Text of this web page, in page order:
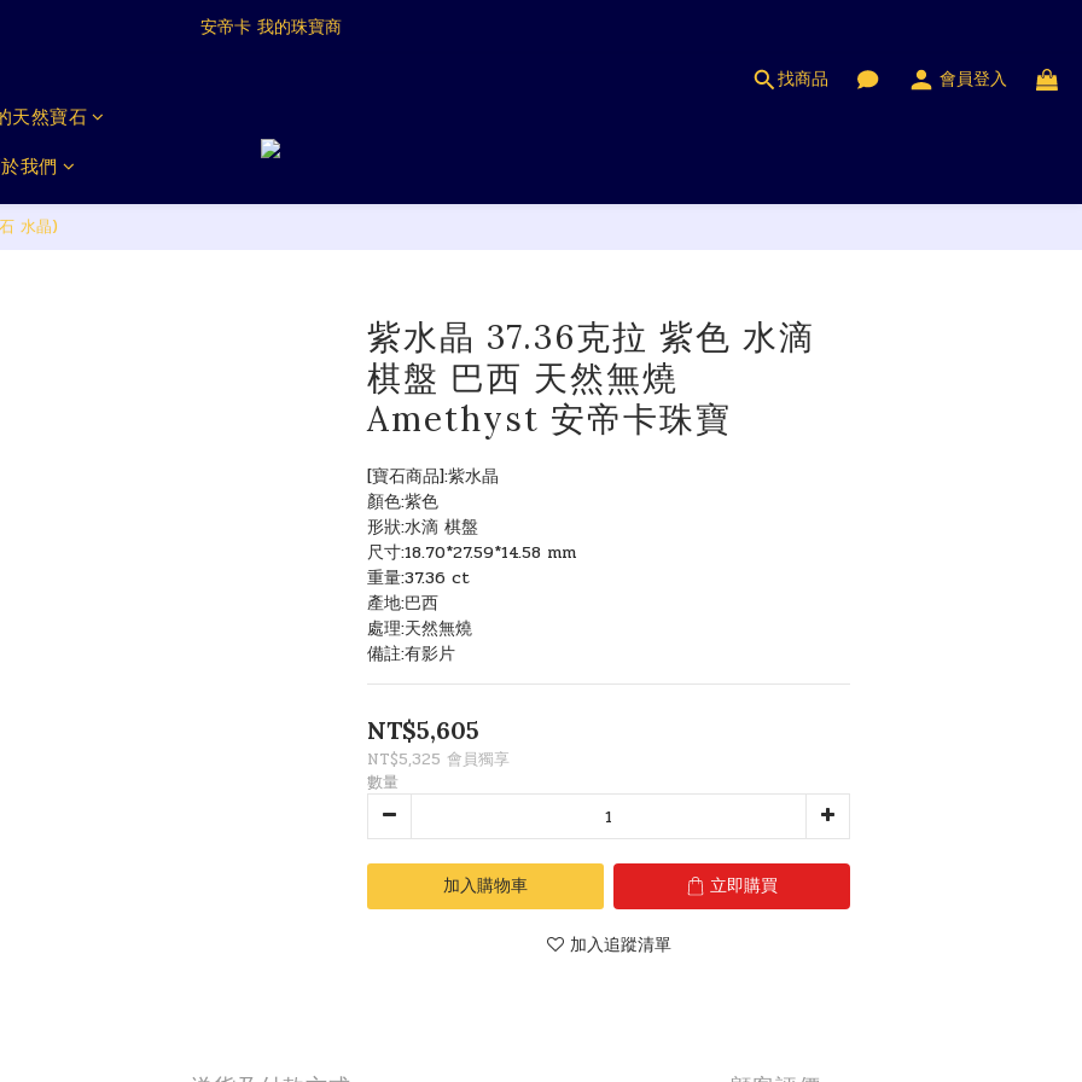
Antica My Jeweller
安帝卡 我的珠寶商
找商品 會員登入
天然寶石
我們
水晶)
紫水晶 37.36克拉 紫色 水滴
棋盤 巴西 天然無燒
Amethyst 安帝卡珠寶
[寶石商品]:紫水晶
顏色:紫色
形狀:水滴 棋盤
尺寸:18.70*27.59*14.58 mm
重量:37.36 ct
產地:巴西
處理:天然無燒
備註:有影片
NT$5,605
NT$5,325 會員獨享
數量
加入購物車 立即購買
加入追蹤清單